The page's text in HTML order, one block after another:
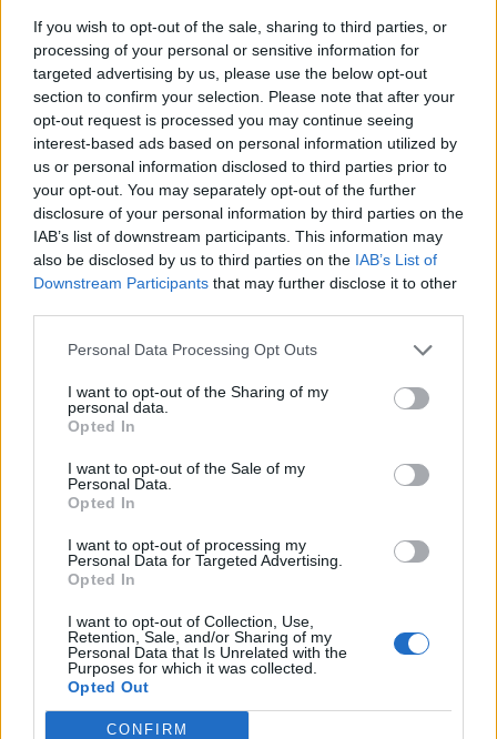
If you wish to opt-out of the sale, sharing to third parties, or
processing of your personal or sensitive information for
targeted advertising by us, please use the below opt-out
section to confirm your selection. Please note that after your
opt-out request is processed you may continue seeing
interest-based ads based on personal information utilized by
us or personal information disclosed to third parties prior to
your opt-out. You may separately opt-out of the further
disclosure of your personal information by third parties on the
IAB’s list of downstream participants. This information may
also be disclosed by us to third parties on the IAB’s List of
Downstream Participants that may further disclose it to other
Personal Data Processing Opt Outs
I want to opt-out of the Sharing of my
personal data.
Opted In
I want to opt-out of the Sale of my
Personal Data.
Opted In
I want to opt-out of processing my
Personal Data for Targeted Advertising.
Opted In
I want to opt-out of Collection, Use,
Retention, Sale, and/or Sharing of my
Personal Data that Is Unrelated with the
Purposes for which it was collected.
Opted Out
CONFIRM
ανασύρθηκε 31χρονη τουρίστρια από τη
Βουλγαρία κατά τη διάρκεια kite surf
31χρονη γυναίκα, υπήκοος Βουλγαρίας, ανασύρθηκε
χωρίς τις αισθήσεις της από τη θαλάσσια περιοχή
Κρεμαστή στη Ρόδο, κατά τη διάρκεια kitesurfing.
Κατηγορία Επικαιρότητα 10 Ιουν 2025